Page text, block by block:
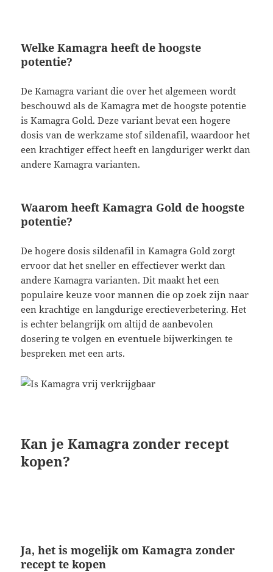
Welke Kamagra heeft de hoogste
potentie?
De Kamagra variant die over het algemeen wordt
beschouwd als de Kamagra met de hoogste potentie
is Kamagra Gold. Deze variant bevat een hogere
dosis van de werkzame stof sildenafil, waardoor het
een krachtiger effect heeft en langduriger werkt dan
andere Kamagra varianten.
Waarom heeft Kamagra Gold de hoogste
potentie?
De hogere dosis sildenafil in Kamagra Gold zorgt
ervoor dat het sneller en effectiever werkt dan
andere Kamagra varianten. Dit maakt het een
populaire keuze voor mannen die op zoek zijn naar
een krachtige en langdurige erectieverbetering. Het
is echter belangrijk om altijd de aanbevolen
dosering te volgen en eventuele bijwerkingen te
bespreken met een arts.
Kan je Kamagra zonder recept
kopen?
Ja, het is mogelijk om Kamagra zonder
recept te kopen